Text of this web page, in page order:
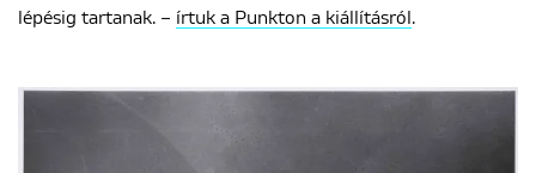
lépésig tartanak. – írtuk a Punkton a kiállításról .